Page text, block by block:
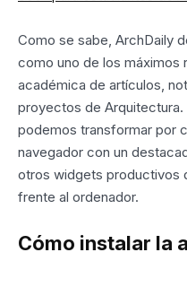
Como se sabe, ArchDaily
como uno de los máximos
académica de artículos,
proyectos de Arquitectura.
podemos transformar por
navegador con un
otros widgets productivos
frente al ordenador.
Cómo instalar la